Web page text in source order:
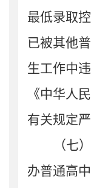
最低录取
已被其他
生工作中
《中华人
有关规定严
（七
办普通高